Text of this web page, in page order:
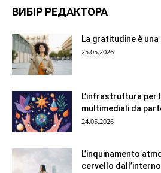
ВИБІР РЕДАКТОРА
La gratitudine è
25.05.2026
L’infrastruttura per
multimediali da
24.05.2026
L’inquinamento
cervello dall’interno